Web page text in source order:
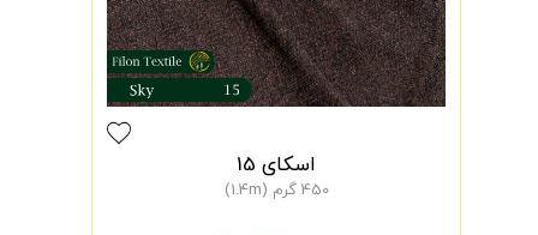
اسکای 15
450 گرم (1.4m)